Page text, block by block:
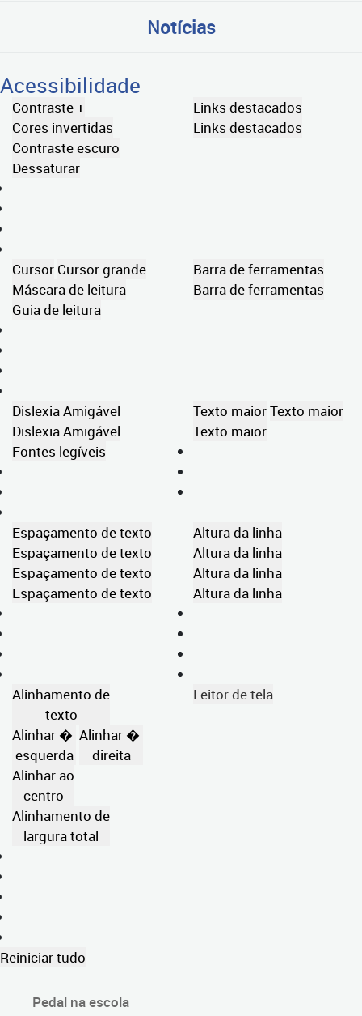
Notícias
Acessibilidade
Contraste +
Cores invertidas
Contraste escuro
Dessaturar
Links destacados
Links destacados
Cursor Cursor grande
Máscara de leitura
Guia de leitura
Barra de ferramentas
Barra de ferramentas
Dislexia Amigável
Dislexia Amigável
Fontes legíveis
Texto maiorTexto maior
Texto maior
Espaçamento de texto
Espaçamento de texto
Espaçamento de texto
Espaçamento de texto
Altura da linha
Altura da linha
Altura da linha
Altura da linha
Alinhamento de
texto
Alinhar �
esquerda
Alinhar �
direita
Alinhar ao
centro
Alinhamento de
largura total
Leitor de tela
Reiniciar tudo
Pedal na escola